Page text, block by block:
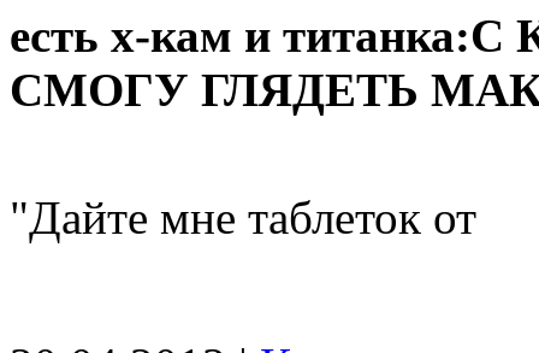
есть х-кам и
СМОГУ ГЛЯДЕТЬ
"Дайте мне таблеток от